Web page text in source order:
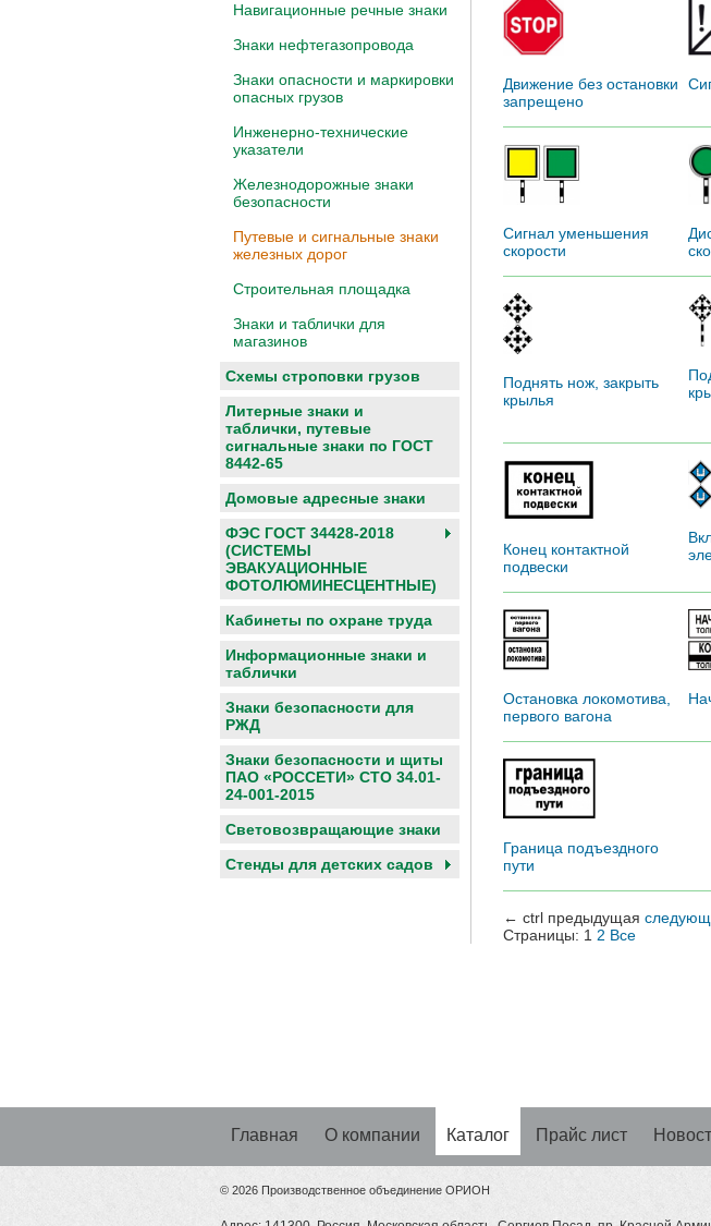
Навигационные речные знаки
Знаки нефтегазопровода
Знаки опасности и маркировки
опасных грузов
Инженерно-технические
указатели
Железнодорожные знаки
безопасности
Путевые и сигнальные знаки
железных дорог
Строительная площадка
Знаки и таблички для
магазинов
Схемы строповки грузов
Литерные знаки и
таблички, путевые
сигнальные знаки по ГОСТ
8442-65
Домовые адресные знаки
ФЭС ГОСТ 34428-2018
(СИСТЕМЫ
ЭВАКУАЦИОННЫЕ
ФОТОЛЮМИНЕСЦЕНТНЫЕ)
Кабинеты по охране труда
Информационные знаки и
таблички
Знаки безопасности для
РЖД
Знаки безопасности и щиты
ПАО «РОССЕТИ» СТО 34.01-
24-001-2015
Световозвращающие знаки
Cтенды для детских садов
Движение без остановки
запрещено
Сигнал уменьшения
скорости
Поднять нож, закрыть
крылья
Конец контактной
подвески
Остановка локомотива,
первого вагона
Граница подъездного
пути
← ctrl предыдущая
Страницы: 1 2 Все
Главная О компании Каталог Прайс лист
© 2026 Производственное объединение ОРИОН